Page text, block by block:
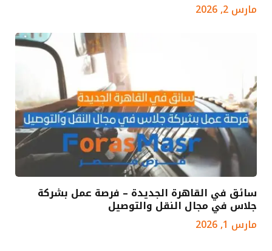
مارس 2, 2026
سائق في القاهرة الجديدة – فرصة عمل بشركة
جلاس في مجال النقل والتوصيل
مارس 1, 2026